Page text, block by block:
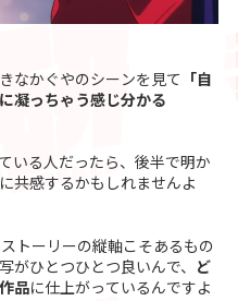
なかぐやのシーンを見て 「自
凝っちゃう感じ分かる
いる人だったら、後半で明か
共感するかもしれませんよ
トーリーの縦軸こそあるもの
がひとつひとつ良いんで、 ど
品に仕上がっているんですよ